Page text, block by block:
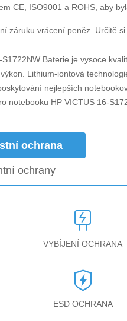
CE, ISO9001 a ROHS, aby
záruku vrácení peněz. Určitě si
Baterie je vysoce
Lithium-iontová
nejlepších
notebooku HP VICTUS 16-
ochrana
ochrany
VYBÍJENÍ OCHRANA
ESD OCHRANA